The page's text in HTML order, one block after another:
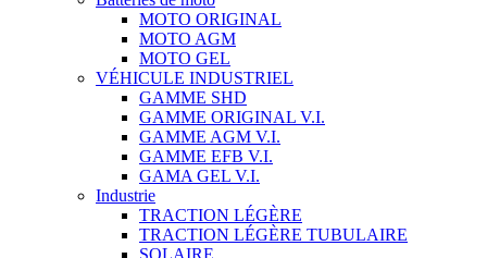
MOTO ORIGINAL
MOTO AGM
MOTO GEL
VÉHICULE INDUSTRIEL
GAMME SHD
GAMME ORIGINAL V.I.
GAMME AGM V.I.
GAMME EFB V.I.
GAMA GEL V.I.
Industrie
TRACTION LÉGÈRE
TRACTION LÉGÈRE TUBULAIRE
SOLAIRE